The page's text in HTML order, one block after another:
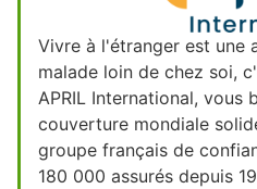
Vivre à l'étranger est une
malade loin de chez soi,
APRIL International, vous
couverture mondiale
groupe français de
180 000 assurés depuis